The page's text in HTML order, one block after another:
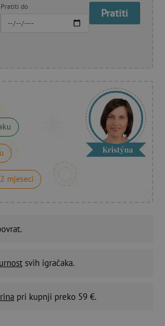
Pratiti do Pratiti
mjeseci
Kristýna
svih igračaka.
pri kupnji preko 59 €.